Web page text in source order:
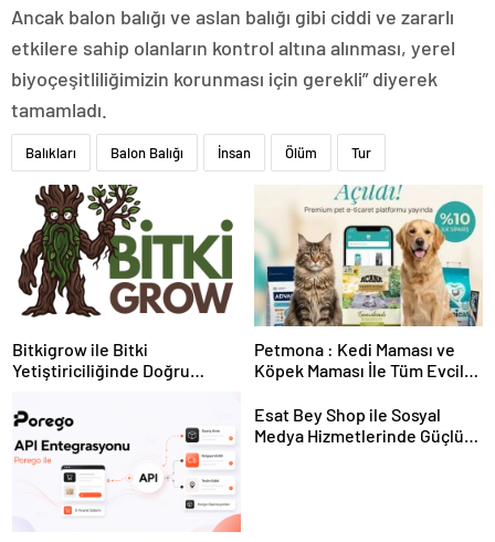
Ancak balon balığı ve aslan balığı gibi ciddi ve zararlı
etkilere sahip olanların kontrol altına alınması, yerel
biyoçeşitliliğimizin korunması için gerekli” diyerek
tamamladı.
Balıkları Balon Balığı İnsan Ölüm Tur
Bitkigrow ile Bitki
Yetiştiriciliğinde Doğru
Petmona : Kedi Maması ve
Köpek Maması İle Tüm Evcil
Esat Bey Shop ile Sosyal
Medya Hizmetlerinde Güçlü